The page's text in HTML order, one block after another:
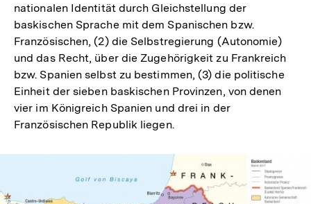
nationalen Identität durch Gleichstellung der
baskischen Sprache mit dem Spanischen bzw.
Französischen, (2) die Selbstregierung (Autonomie)
und das Recht, über die Zugehörigkeit zu Frankreich
bzw. Spanien selbst zu bestimmen, (3) die politische
Einheit der sieben baskischen Provinzen, von denen
vier im Königreich Spanien und drei in der
Französischen Republik liegen.